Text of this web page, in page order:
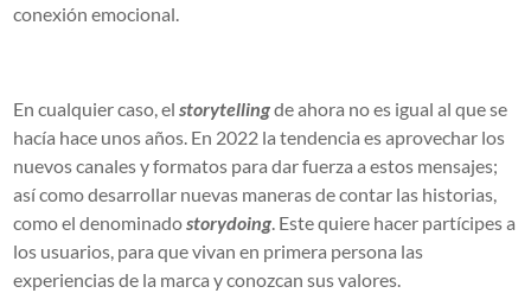
conexión emocional.
En cualquier caso, el storytellingde ahora no es igual al que se
hacía hace unos años. En 2022 la tendencia es aprovechar los
nuevos canales y formatos para dar fuerza a estos mensajes;
así como desarrollar nuevas maneras de contar las historias,
como el denominado storydoing . Este quiere hacer partícipes a
los usuarios, para que vivan en primera persona las
experiencias de la marca y conozcan sus valores.